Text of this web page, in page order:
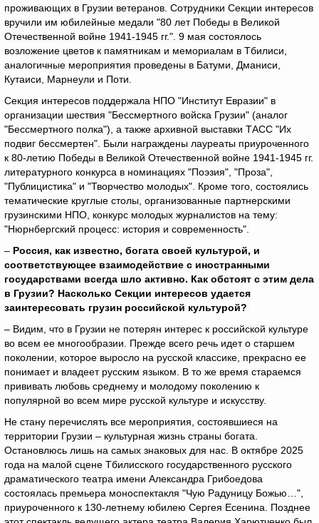
проживающих в Грузии ветеранов. Сотрудники Секции интересов
вручили им юбилейные медали "80 лет Победы в Великой
Отечественной войне 1941-1945 гг.". 9 мая состоялось
возложение цветов к памятникам и мемориалам в Тбилиси,
аналогичные мероприятия проведены в Батуми, Дманиси,
Кутаиси, Марнеули и Поти.
Секция интересов поддержала НПО "Институт Евразии" в
организации шествия "Бессмертного войска Грузии" (аналог
"Бессмертного полка"), а также архивной выставки ТАСС "Их
подвиг бессмертен". Были награждены лауреаты приуроченного
к 80-летию Победы в Великой Отечественной войне 1941-1945 гг.
литературного конкурса в номинациях "Поэзия", "Проза",
"Публицистика" и "Творчество молодых". Кроме того, состоялись
тематические круглые столы, организованные партнерскими
грузинскими НПО, конкурс молодых журналистов на тему:
"Нюрнбергский процесс: история и современность".
– Россия, как известно, богата своей культурой, и
соответствующее взаимодействие с иностранными
государствами всегда шло активно. Как обстоят с этим дела
в Грузии? Насколько Секции интересов удается
заинтересовать грузин российской культурой?
– Видим, что в Грузии не потерян интерес к российской культуре
во всем ее многообразии. Прежде всего речь идет о старшем
поколении, которое выросло на русской классике, прекрасно ее
понимает и владеет русским языком. В то же время стараемся
прививать любовь среднему и молодому поколению к
популярной во всем мире русской культуре и искусству.
Не стану перечислять все мероприятия, состоявшиеся на
территории Грузии – культурная жизнь страны богата.
Остановлюсь лишь на самых знаковых для нас. В октябре 2025
года на малой сцене Тбилисского государственного русского
драматического театра имени Александра Грибоедова
состоялась премьера моноспектакля "Чую Радуницу Божью…",
приуроченного к 130-летнему юбилею Сергея Есенина. Позднее